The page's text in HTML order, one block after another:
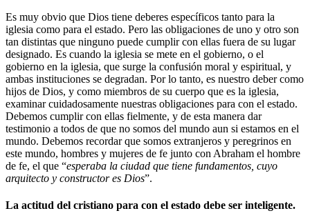
Es muy obvio que Dios tiene deberes específicos tanto para la
iglesia como para el estado. Pero las obligaciones de uno y otro son
tan distintas que ninguno puede cumplir con ellas fuera de su lugar
designado. Es cuando la iglesia se mete en el gobierno, o el
gobierno en la iglesia, que surge la confusión moral y espiritual, y
ambas instituciones se degradan. Por lo tanto, es nuestro deber como
hijos de Dios, y como miembros de su cuerpo que es la iglesia,
examinar cuidadosamente nuestras obligaciones para con el estado.
Debemos cumplir con ellas fielmente, y de esta manera dar
testimonio a todos de que no somos del mundo aun si estamos en el
mundo. Debemos recordar que somos extranjeros y peregrinos en
este mundo, hombres y mujeres de fe junto con Abraham el hombre
de fe, el que “esperaba la ciudad que tiene fundamentos, cuyo
arquitecto y constructor es Dios”.
La actitud del cristiano para con el estado debe ser inteligente.